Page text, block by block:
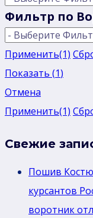
Фильтр по
Применить(1)
Показать (1)
Отмена
Применить(1)
Свежие
Пошив
курсантов
воротник